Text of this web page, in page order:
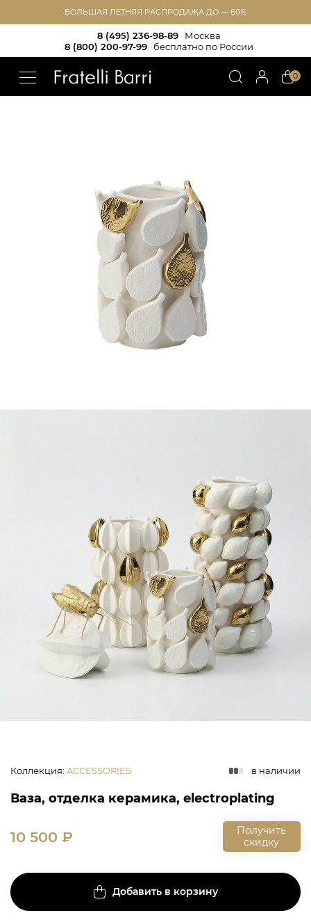
БОЛЬШАЯ ЛЕТНЯЯ РАСПРОДАЖА ДО — 60%
8 (495) 236-98-89
Москва
8 (800) 200-97-99
бесплатно по России
0
Коллекция: ACCESSORIES в наличии
Ваза, отделка керамика, electroplating
10 500 ₽
Получить
скидку
Добавить в корзину